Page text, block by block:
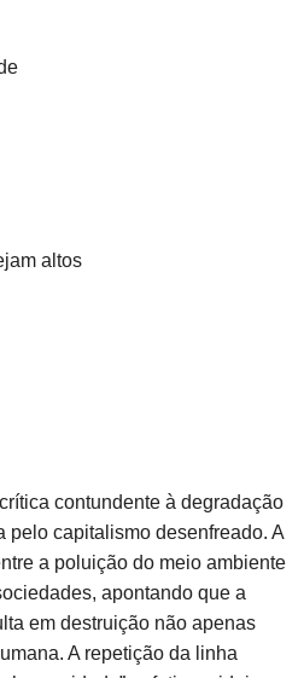
altos
contundente à degradação
pelo capitalismo desenfreado. A
a poluição do meio ambiente
apontando que a
em destruição não apenas
A repetição da linha